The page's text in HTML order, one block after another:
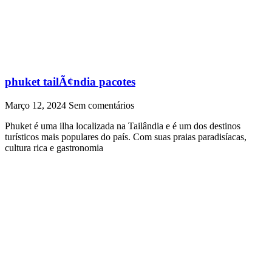
phuket tailÃ¢ndia pacotes
Março 12, 2024 Sem comentários
Phuket é uma ilha localizada na Tailândia e é um dos destinos
turísticos mais populares do país. Com suas praias paradisíacas,
cultura rica e gastronomia